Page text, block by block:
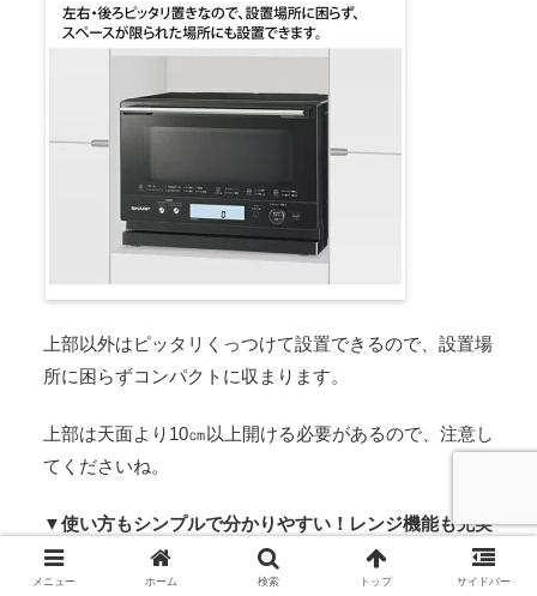
上部以外はピッタリくっつけて設置できるので、設置場
所に困らずコンパクトに収まります。
上部は天面より10㎝以上開ける必要があるので、注意し
てくださいね。
▼使い方もシンプルで分かりやすい！レンジ機能も充実
のRE-WF233の最安値を見てみる▼
メニュー ホーム 検索 トップ サイドバー